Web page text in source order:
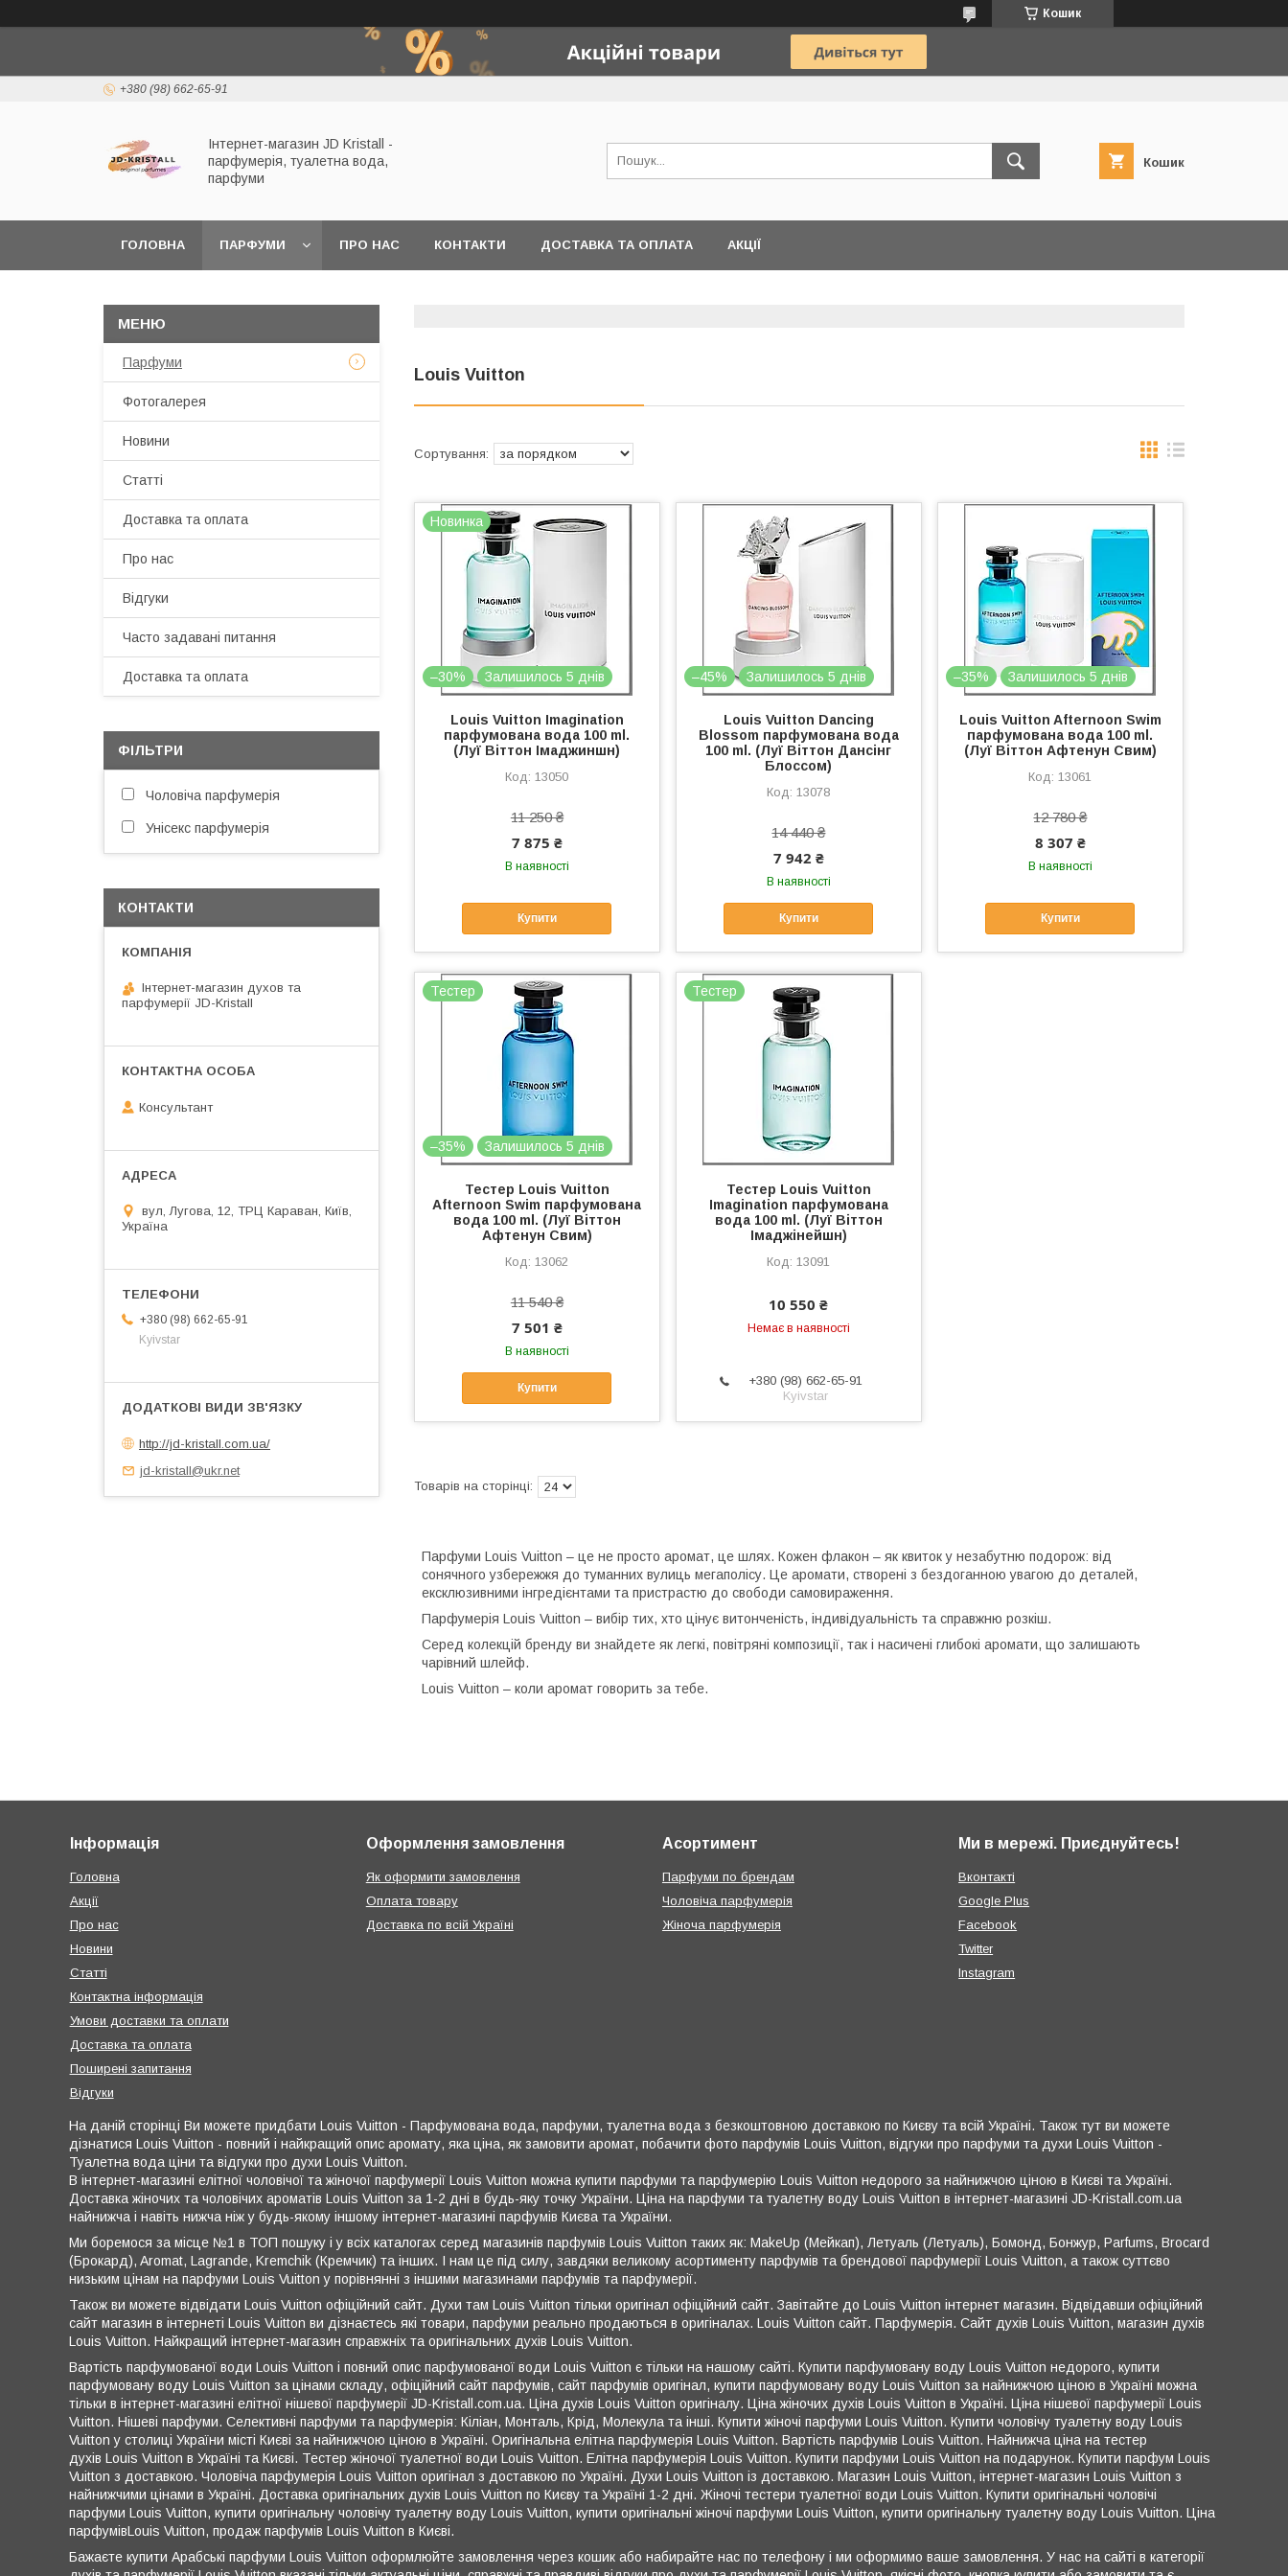
Кошик
+380 (98) 662-65-91
Інтернет-магазин JD Kristall -
парфумерія, туалетна вода,
парфуми
Кошик
ГОЛОВНА ПАРФУМИ ПРО НАС КОНТАКТИ ДОСТАВКА ТА ОПЛАТА АКЦІЇ
Louis Vuitton
Новинка
–30% Залишилось 5 днів
Louis Vuitton Imagination
парфумована вода 100 ml.
(Луї Віттон Імаджиншн)
13050
11 250 ₴
7 875 ₴
В наявності
Купити
–45% Залишилось 5 днів
Louis Vuitton Dancing
Blossom парфумована вода
100 ml. (Луї Віттон Дансінг
Блоссом)
13078
14 440 ₴
7 942 ₴
В наявності
Купити
–35% Залишилось 5 днів
Louis Vuitton Afternoon Swim
парфумована вода 100 ml.
(Луї Віттон Афтенун Свим)
13061
12 780 ₴
8 307 ₴
В наявності
Купити
Тестер
–35% Залишилось 5 днів
Тестер Louis Vuitton
Afternoon Swim парфумована
вода 100 ml. (Луї Віттон
Афтенун Свим)
13062
11 540 ₴
7 501 ₴
В наявності
Купити
Тестер
Тестер Louis Vuitton
Imagination парфумована
вода 100 ml. (Луї Віттон
Імаджінейшн)
13091
10 550 ₴
Немає в наявності
+380 (98) 662-65-91
Kyivstar
Парфуми Louis Vuitton – це не просто аромат, це шлях. Кожен флакон – як квиток у незабутню подорож: від
сонячного узбережжя до туманних вулиць мегаполісу. Це аромати, створені з бездоганною увагою до деталей,
ексклюзивними інгредієнтами та пристрастю до свободи самовираження.
Парфумерія Louis Vuitton – вибір тих, хто цінує витонченість, індивідуальність та справжню розкіш.
Серед колекцій бренду ви знайдете як легкі, повітряні композиції, так і насичені глибокі аромати, що залишають
чарівний шлейф.
Louis Vuitton – коли аромат говорить за тебе.
Парфуми
Фотогалерея
Новини
Статті
Доставка та оплата
Про нас
Відгуки
Часто задавані питання
Доставка та оплата
ФІЛЬТРИ
Чоловіча парфумерія
Унісекс парфумерія
КОНТАКТИ
Інтернет-магазин духов та
парфумерії JD-Kristall
Консультант
вул, Лугова, 12, ТРЦ Караван, Київ,
Україна
+380 (98) 662-65-91
Kyivstar
http://jd-kristall.com.ua/
jd-kristall@ukr.net
Інформація
Головна
Акції
Про нас
Новини
Статті
Контактна інформація
Умови доставки та оплати
Доставка та оплата
Поширені запитання
Відгуки
Оформлення замовлення
Як оформити замовлення
Оплата товару
Доставка по всій Україні
Асортимент
Парфуми по брендам
Чоловіча парфумерія
Жіноча парфумерія
Ми в мережі. Приєднуйтесь!
Вконтакті
Google Plus
Facebook
Twitter
Instagram
На даній сторінці Ви можете придбати Louis Vuitton - Парфумована вода, парфуми, туалетна вода з безкоштовною доставкою по Києву та всій Україні. Також тут ви можете
дізнатися Louis Vuitton - повний і найкращий опис аромату, яка ціна, як замовити аромат, побачити фото парфумів Louis Vuitton, відгуки про парфуми та духи Louis Vuitton -
Туалетна вода ціни та відгуки про духи Louis Vuitton.
В інтернет-магазині елітної чоловічої та жіночої парфумерії Louis Vuitton можна купити парфуми та парфумерію Louis Vuitton недорого за найнижчою ціною в Києві та Україні.
Доставка жіночих та чоловічих ароматів Louis Vuitton за 1-2 дні в будь-яку точку України. Ціна на парфуми та туалетну воду Louis Vuitton в інтернет-магазині JD-Kristall.com.ua
найнижча і навіть нижча ніж у будь-якому іншому інтернет-магазині парфумів Києва та України.
Ми боремося за місце №1 в ТОП пошуку і у всіх каталогах серед магазинів парфумів Louis Vuitton таких як: MakeUp (Мейкап), Летуаль (Летуаль), Бомонд, Бонжур, Parfums, Brocard
(Брокард), Aromat, Lagrande, Kremchik (Кремчик) та інших. І нам це під силу, завдяки великому асортименту парфумів та брендової парфумерії Louis Vuitton, а також суттєво
низьким цінам на парфуми Louis Vuitton у порівнянні з іншими магазинами парфумів та парфумерії.
Також ви можете відвідати Louis Vuitton офіційний сайт. Духи там Louis Vuitton тільки оригінал офіційний сайт. Завітайте до Louis Vuitton інтернет магазин. Відвідавши офіційний
сайт магазин в інтернеті Louis Vuitton ви дізнаєтесь які товари, парфуми реально продаються в оригіналах. Louis Vuitton сайт. Парфумерія. Сайт духів Louis Vuitton, магазин духів
Louis Vuitton. Найкращий інтернет-магазин справжніх та оригінальних духів Louis Vuitton.
Вартість парфумованої води Louis Vuitton і повний опис парфумованої води Louis Vuitton є тільки на нашому сайті. Купити парфумовану воду Louis Vuitton недорого, купити
парфумовану воду Louis Vuitton за цінами складу, офіційний сайт парфумів, сайт парфумів оригінал, купити парфумовану воду Louis Vuitton за найнижчою ціною в Україні можна
тільки в інтернет-магазині елітної нішевої парфумерії JD-Kristall.com.ua. Ціна духів Louis Vuitton оригіналу. Ціна жіночих духів Louis Vuitton в Україні. Ціна нішевої парфумерії Louis
Vuitton. Нішеві парфуми. Селективні парфуми та парфумерія: Кіліан, Монталь, Крід, Молекула та інші. Купити жіночі парфуми Louis Vuitton. Купити чоловічу туалетну воду Louis
Vuitton у столиці України місті Києві за найнижчою ціною в Україні. Оригінальна елітна парфумерія Louis Vuitton. Вартість парфумів Louis Vuitton. Найнижча ціна на тестер
духів Louis Vuitton в Україні та Києві. Тестер жіночої туалетної води Louis Vuitton. Елітна парфумерія Louis Vuitton. Купити парфуми Louis Vuitton на подарунок. Купити парфум Louis
Vuitton з доставкою. Чоловіча парфумерія Louis Vuitton оригінал з доставкою по Україні. Духи Louis Vuitton із доставкою. Магазин Louis Vuitton, інтернет-магазин Louis Vuitton з
найнижчими цінами в Україні. Доставка оригінальних духів Louis Vuitton по Києву та Україні 1-2 дні. Жіночі тестери туалетної води Louis Vuitton. Купити оригінальні чоловічі
парфуми Louis Vuitton, купити оригінальну чоловічу туалетну воду Louis Vuitton, купити оригінальні жіночі парфуми Louis Vuitton, купити оригінальну туалетну воду Louis Vuitton. Ціна
парфумівLouis Vuitton, продаж парфумів Louis Vuitton в Києві.
Бажаєте купити Арабські парфуми Louis Vuitton оформлюйте замовлення через кошик або набирайте нас по телефону і ми оформимо ваше замовлення. У нас на сайті в категорії